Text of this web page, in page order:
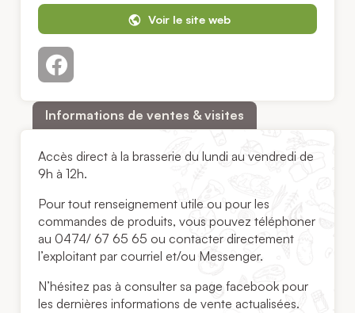
Voir le site web
Informations de ventes & visites
Accès direct à la brasserie du lundi au vendredi de
9h à 12h.
Pour tout renseignement utile ou pour les
commandes de produits, vous pouvez téléphoner
au 0474/ 67 65 65 ou contacter directement
l’exploitant par courriel et/ou Messenger.
N’hésitez pas à consulter sa page facebook pour
les dernières informations de vente actualisées.